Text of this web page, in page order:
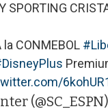
SPORTING
la CONMEBOL
(@SC_ESPN)